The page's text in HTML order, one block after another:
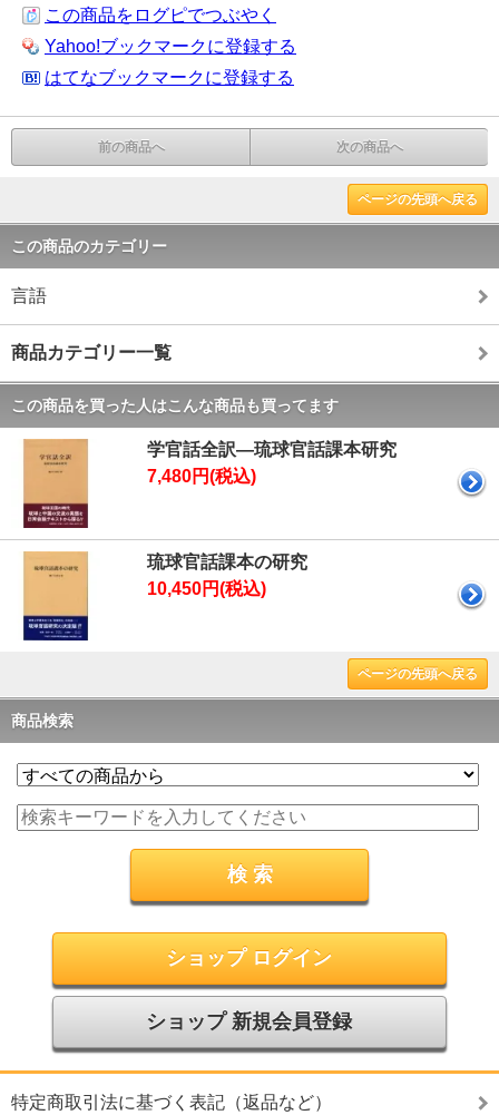
この商品をログピでつぶやく
Yahoo!ブックマークに登録する
はてなブックマークに登録する
前の商品へ 次の商品へ
ページの先頭へ戻る
この商品のカテゴリー
言語
商品カテゴリー一覧
この商品を買った人はこんな商品も買ってます
学官話全訳―琉球官話課本研究
7,480円(税込)
琉球官話課本の研究
10,450円(税込)
ページの先頭へ戻る
商品検索
ショップ ログイン
ショップ 新規会員登録
特定商取引法に基づく表記（返品など）